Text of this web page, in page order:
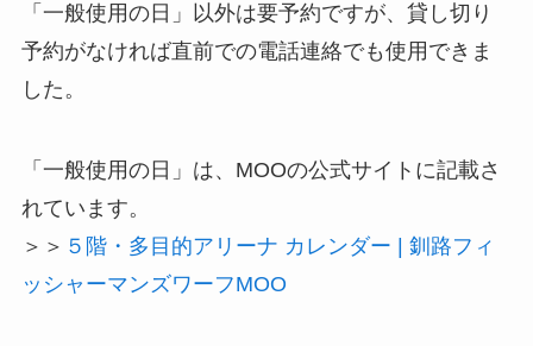
「一般使用の日」以外は要予約ですが、貸し切り
予約がなければ直前での電話連絡でも使用できま
した。
「一般使用の日」は、MOOの公式サイトに記載さ
れています。
＞＞ ５階・多目的アリーナ カレンダー | 釧路フィ
ッシャーマンズワーフMOO